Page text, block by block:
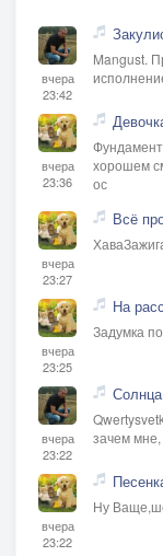
вчера
23:42
Mangust.
вчера
23:36
хорошем
ос
вчера
23:27
Всё
вчера
23:25
На
Задумка
вчера
23:22
зачем
вчера
23:22
Ну